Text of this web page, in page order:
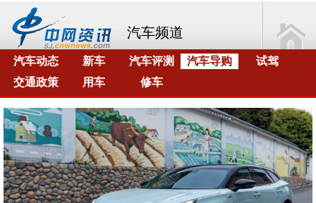
汽车频道
汽车动态 新车 汽车评测 汽车导购
试驾
交通政策
用车 修车